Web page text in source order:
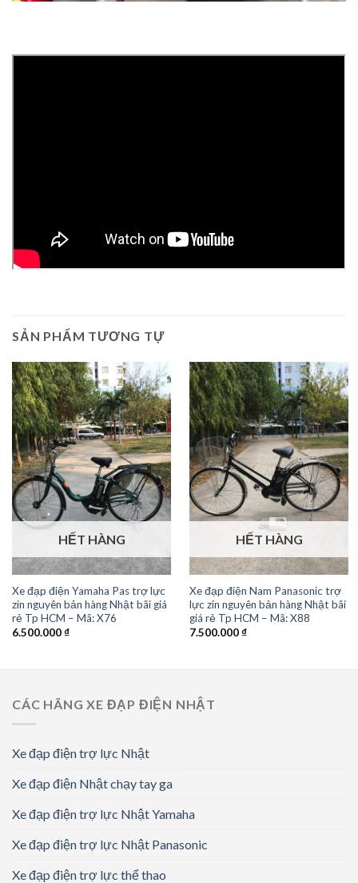
SẢN PHẨM TƯƠNG TỰ
HẾT HÀNG
Xe đạp điện Yamaha Pas trợ lực
zin nguyên bản hàng Nhật bãi giá
rẻ Tp HCM – Mã: X76
6.500.000₫
HẾT HÀNG
Xe đạp điện Nam Panasonic trợ
lực zin nguyên bản hàng Nhật bãi
giá rẻ Tp HCM – Mã: X88
7.500.000₫
CÁC HÃNG XE ĐẠP ĐIỆN NHẬT
Xe đạp điện trợ lực Nhật
Xe đạp điện Nhật chạy tay ga
Xe đạp điện trợ lực Nhật Yamaha
Xe đạp điện trợ lực Nhật Panasonic
Xe đạp điện trợ lực thể thao